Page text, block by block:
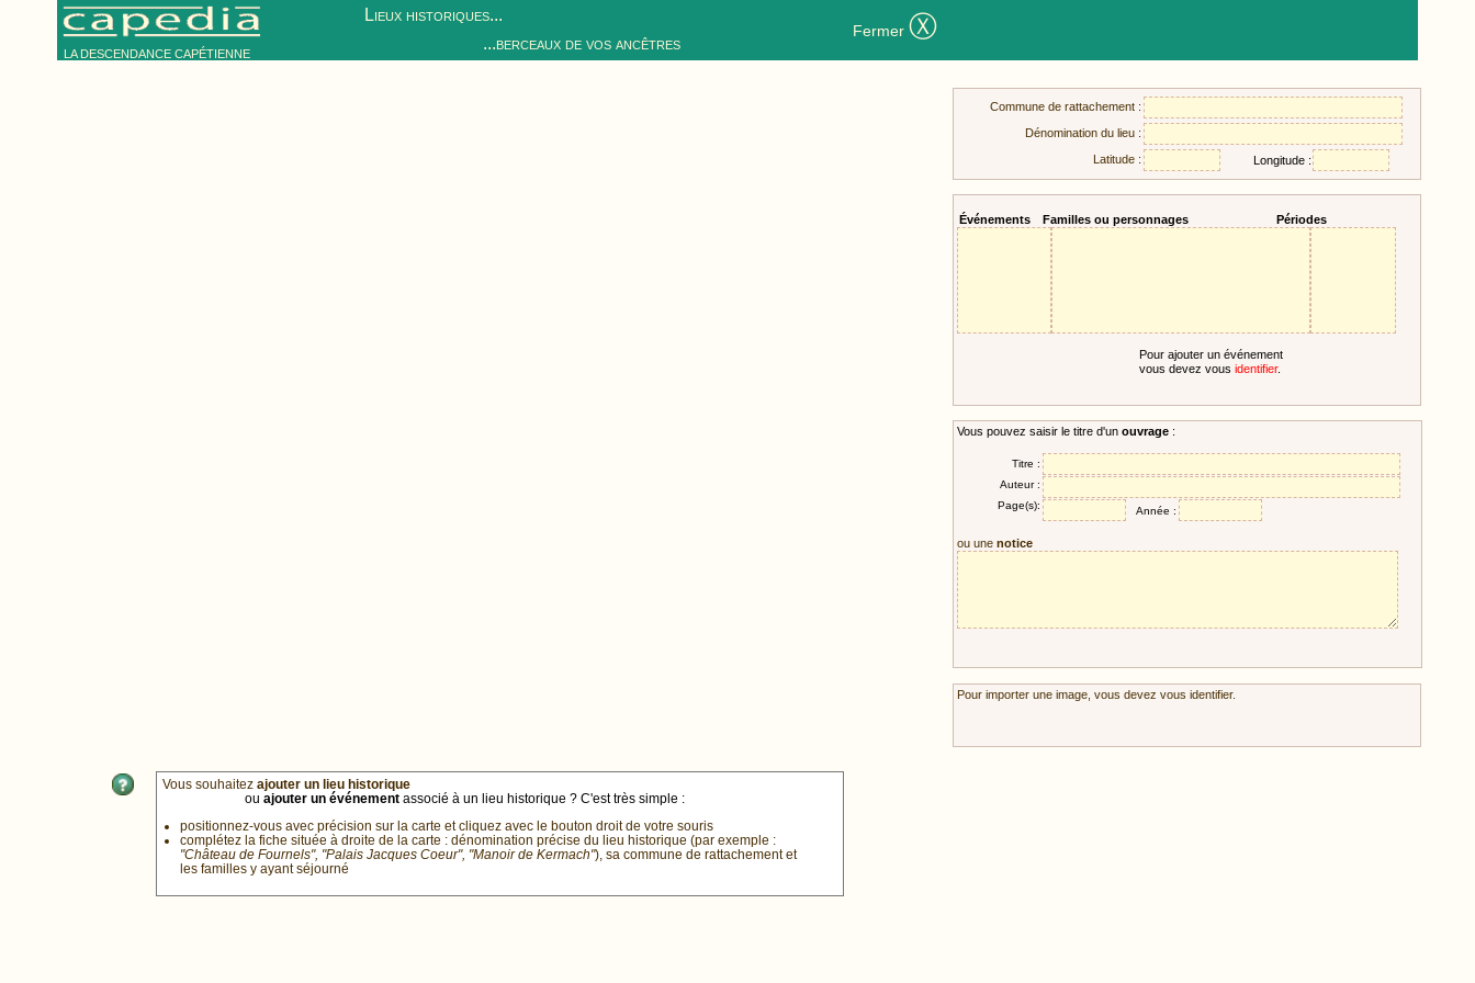
LA DESCENDANCE CAPÉTIENNE
Lieux historiques...
...berceaux de vos ancêtres
Fermer Ⓧ
Vous souhaitez ajouter un lieu historique
ou ajouter un événement associé à un lieu historique ? C'est très simple :
positionnez-vous avec précision sur la carte et cliquez avec le bouton droit de votre souris
complétez la fiche située à droite de la carte : dénomination précise du lieu historique (par exemple :
"Château de Fournels", "Palais Jacques Coeur", "Manoir de Kermach"), sa commune de rattachement et
les familles y ayant séjourné
Commune de rattachement :
Dénomination du lieu :
Latitude :
Longitude :
Événements Familles ou personnages Périodes
Pour ajouter un événement
vous devez vous identifier.
Vous pouvez saisir le titre d'un ouvrage :
Titre :
Auteur :
Page(s):
Année :
ou une notice
Pour importer une image, vous devez vous identifier.